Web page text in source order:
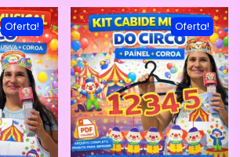
Oferta! Oferta!